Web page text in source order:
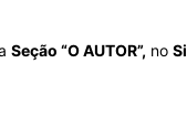
Seção “O AUTOR”, no